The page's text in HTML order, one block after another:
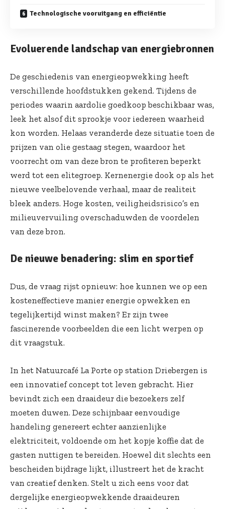
Technologische vooruitgang en efficiëntie
Evoluerende landschap van energiebronnen
De geschiedenis van energieopwekking heeft
verschillende hoofdstukken gekend. Tijdens de
periodes waarin aardolie goedkoop beschikbaar was,
leek het alsof dit sprookje voor iedereen waarheid
kon worden. Helaas veranderde deze situatie toen de
prijzen van olie gestaag stegen, waardoor het
voorrecht om van deze bron te profiteren beperkt
werd tot een elitegroep. Kernenergie dook op als het
nieuwe veelbelovende verhaal, maar de realiteit
bleek anders. Hoge kosten, veiligheidsrisico’s en
milieuvervuiling overschaduwden de voordelen
van deze bron.
De nieuwe benadering: slim en sportief
Dus, de vraag rijst opnieuw: hoe kunnen we op een
kosteneffectieve manier energie opwekken en
tegelijkertijd winst maken? Er zijn twee
fascinerende voorbeelden die een licht werpen op
dit vraagstuk.
In het Natuurcafé La Porte op station Driebergen is
een innovatief concept tot leven gebracht. Hier
bevindt zich een draaideur die bezoekers zelf
moeten duwen. Deze schijnbaar eenvoudige
handeling genereert echter aanzienlijke
elektriciteit, voldoende om het kopje koffie dat de
gasten nuttigen te bereiden. Hoewel dit slechts een
bescheiden bijdrage lijkt, illustreert het de kracht
van creatief denken. Stelt u zich eens voor dat
dergelijke energieopwekkende draaideuren